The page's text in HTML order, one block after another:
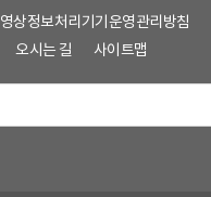
영상정보처리기기운영관리방침
오시는 길 사이트맵